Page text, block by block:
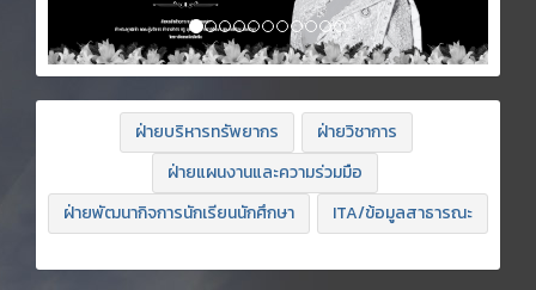
ฝ่ายบริหารทรัพยากร
ฝ่ายวิชาการ
ฝ่ายแผนงานและความร่วมมือ
ฝ่ายพัฒนากิจการนักเรียนนักศึกษา
ITA/ข้อมูลสาธารณะ